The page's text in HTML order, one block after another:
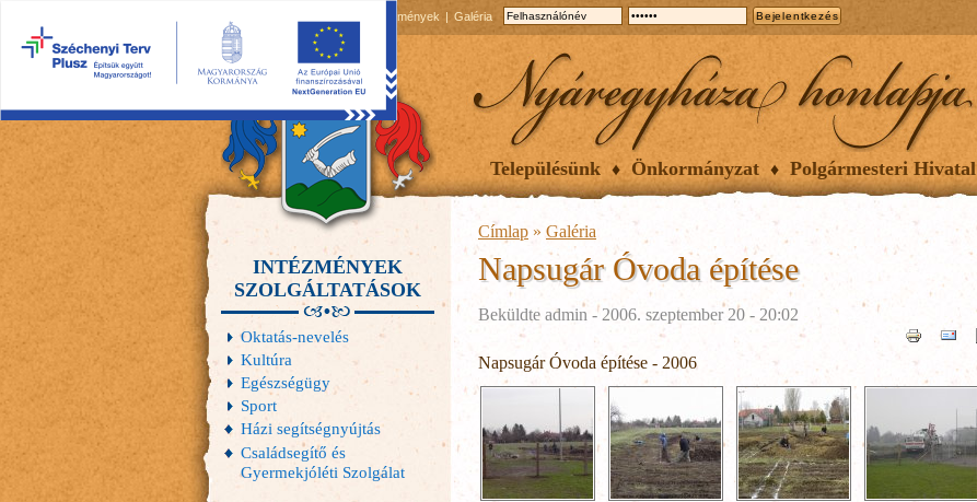
Események Galéria
Településünk Önkormányzat Polgármesteri Hivatal
Címlap » Galéria
Napsugár Óvoda építése
Beküldte admin - 2006. szeptember 20 - 20:02
Napsugár Óvoda építése - 2006
INTÉZMÉNYEK
SZOLGÁLTATÁSOK
Oktatás-nevelés
Kultúra
Egészségügy
Sport
Házi segítségnyújtás
Családsegítő és
Gyermekjóléti Szolgálat